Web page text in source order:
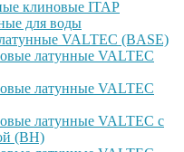
клиновые ITAP
для воды
VALTEC (BASE)
латунные VALTEC
латунные VALTEC
латунные VALTEC с
(ВН)